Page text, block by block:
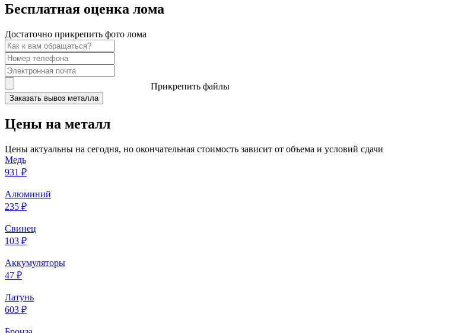
Бесплатная оценка лома
Достаточно прикрепить фото лома
Прикрепить файлы
Заказать вывоз металла
Цены на металл
Цены актуальны на сегодня, но окончательная стоимость зависит от объема и условий сдачи
Медь
931 ₽
Алюминий
235 ₽
Свинец
103 ₽
Аккумуляторы
47 ₽
Латунь
603 ₽